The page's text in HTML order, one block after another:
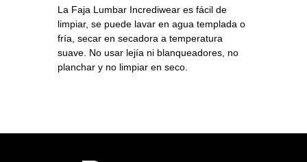
La Faja Lumbar Incrediwear es fácil de
limpiar, se puede lavar en agua templada o
fría, secar en secadora a temperatura
suave. No usar lejía ni blanqueadores, no
planchar y no limpiar en seco.